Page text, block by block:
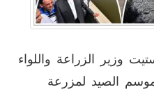
وزير الزراعة واللواء
الصيد لمزرعة